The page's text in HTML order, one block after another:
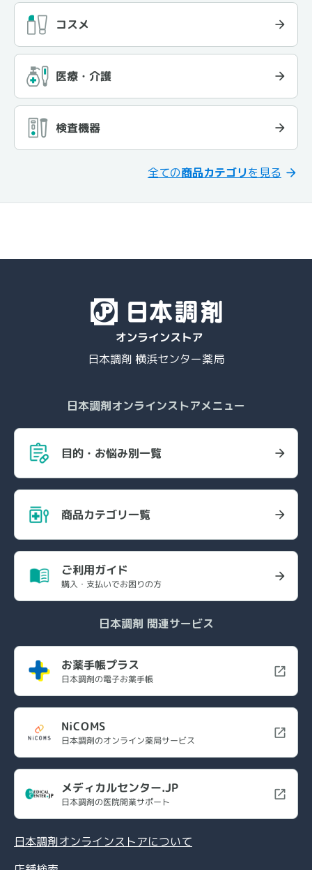
コスメ
医療・介護
検査機器
全ての商品カテゴリを見る
日本調剤 横浜センター薬局
日本調剤オンラインストアメニュー
目的・お悩み別一覧
商品カテゴリ一覧
ご利用ガイド
購入・支払いでお困りの方
日本調剤 関連サービス
お薬手帳プラス
日本調剤の電子お薬手帳
NiCOMS
日本調剤のオンライン薬局サービス
メディカルセンター.JP
日本調剤の医院開業サポート
日本調剤オンラインストアについて